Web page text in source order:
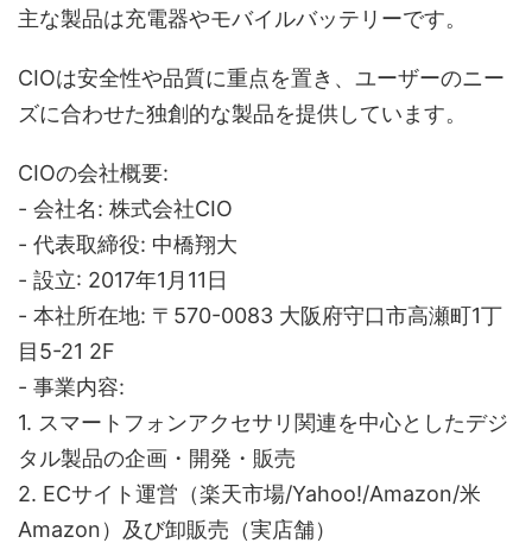
主な製品は充電器やモバイルバッテリーです。
CIOは安全性や品質に重点を置き、ユーザーのニー
ズに合わせた独創的な製品を提供しています。
CIOの会社概要:
- 会社名: 株式会社CIO
- 代表取締役: 中橋翔大
- 設立: 2017年1月11日
- 本社所在地: 〒570-0083 大阪府守口市高瀬町1丁
目5-21 2F
- 事業内容:
1. スマートフォンアクセサリ関連を中心としたデジ
タル製品の企画・開発・販売
2. ECサイト運営（楽天市場/Yahoo!/Amazon/米
Amazon）及び卸販売（実店舗）